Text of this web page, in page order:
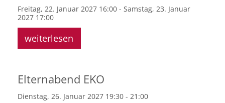
Freitag, 22. Januar 2027 16:00 - Samstag, 23. Januar
2027 17:00
weiterlesen
Elternabend EKO
Dienstag, 26. Januar 2027 19:30 - 21:00